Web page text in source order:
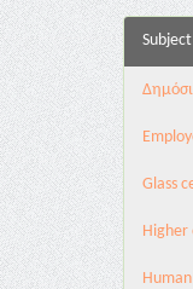
Subject
Glass
Higher